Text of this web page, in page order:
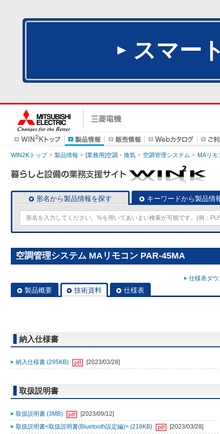
スマー
WIN2Kトップ 製品情報 [業務用]空調・換気 空調管理システム MAリモ
形名から製品情報を探す キーワードから製品情
空調管理システム MAリモコン PAR-45MA
仕様表ダ
製品概要 技術資料 仕様表
納入仕様書
納入仕様書 (295KB) [2023/03/28]
取扱説明書
取扱説明書 (3MB)
[2023/09/12]
取扱説明書<取扱説明書(Bluetooth設定編)> (218KB)
[2023/03/28]